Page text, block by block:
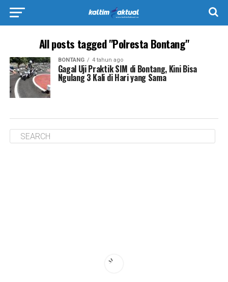
All posts tagged "Polresta Bontang"
BONTANG 4 tahun ago
Gagal Uji Praktik SIM di Bontang, Kini Bisa
Ngulang 3 Kali di Hari yang Sama